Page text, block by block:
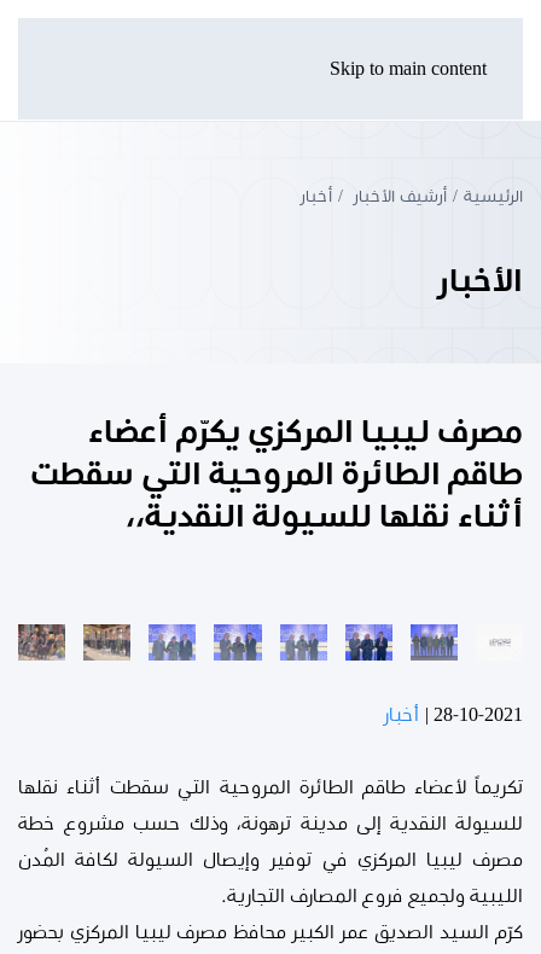
Skip to main content
الرئيسية أرشيف الأخبار أخبار
الأخبار
مصرف ليبيا المركزي يكرّم أعضاء
طاقم الطائرة المروحية التي سقطت
أثناء نقلها للسيولة النقدية،،
28-10-2021 أخبار
تكريماً لأعضاء طاقم الطائرة المروحية التي سقطت أثناء نقلها
للسيولة النقدية إلى مدينة ترهونة، وذلك حسب مشروع خطة
مصرف ليبيا المركزي في توفير وإيصال السيولة لكافة المُدن
الليبية ولجميع فروع المصارف التجارية.
كرّم السيد الصديق عمر الكبير محافظ مصرف ليبيا المركزي بحضور